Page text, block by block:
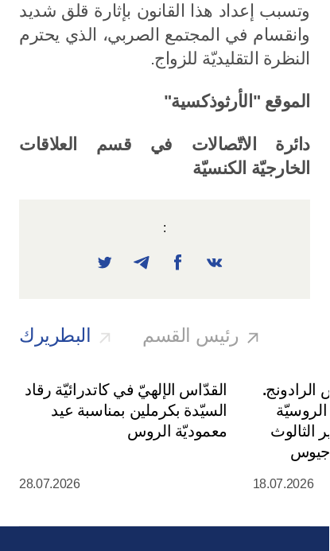
وتسبب إعداد هذا القانون بإثارة قلق شديد
وانقسام في المجتمع الصربي، الذي يحترم
النظرة التقليديّة للزواج.
الموقع "الأرثوذكسية"
دائرة الاتّصالات في قسم العلاقات
الخارجيّة الكنسيّة
:
القدّاس الإلهيّ في كاتدرائيّة رقاد
السيّدة بكرملين بمناسبة عيد
معموديّة الروس
28.07.2026
الثالوث
18.07.2026